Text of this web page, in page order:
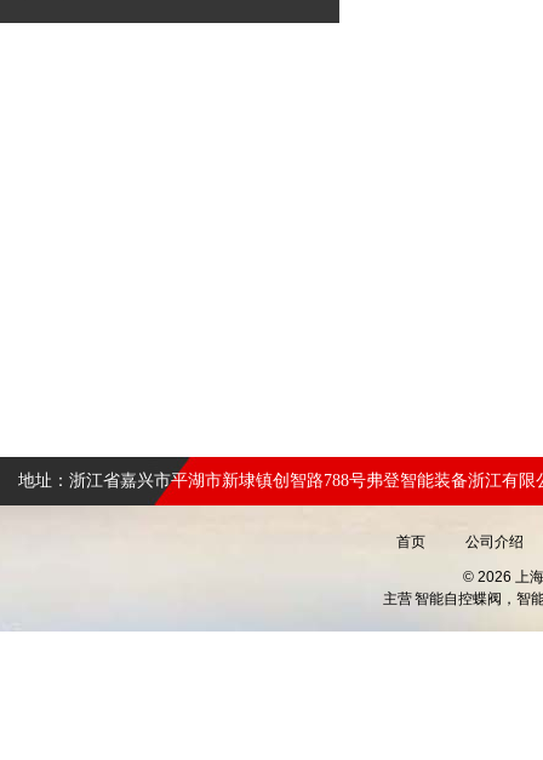
地址：浙江省嘉兴市平湖市新埭镇创智路788号弗登智能装备浙江有限
首页 公司介绍
© 2026 上
主营智能自控蝶阀，智